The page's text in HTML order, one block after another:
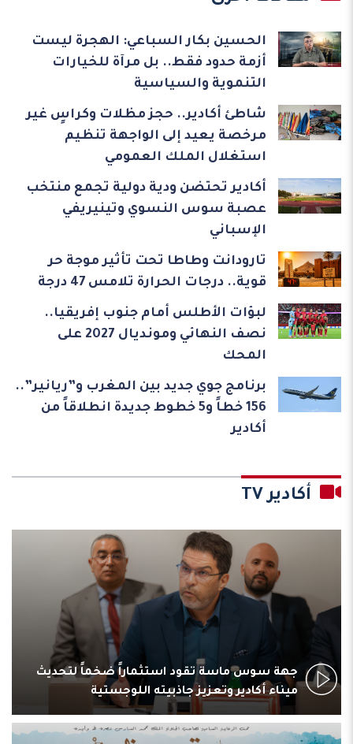
الحسين بكار السباعي: الهجرة ليست
أزمة حدود فقط.. بل مرآة للخيارات
التنموية والسياسية
شاطئ أكادير.. حجز مظلات وكراسٍ غير
مرخصة يعيد إلى الواجهة تنظيم
استغلال الملك العمومي
أكادير تحتضن ودية دولية تجمع منتخب
عصبة سوس النسوي وتينيريفي
الإسباني
تارودانت وطاطا تحت تأثير موجة حر
قوية.. درجات الحرارة تلامس 47 درجة
لبؤات الأطلس أمام جنوب إفريقيا..
نصف النهائي ومونديال 2027 على
المحك
برنامج جوي جديد بين المغرب و”ريانير”..
156 خطاً و5 خطوط جديدة انطلاقاً من
أكادير
أكادير TV
جهة سوس ماسة تقود استثماراً ضخماً لتحديث
ميناء أكادير وتعزيز جاذبيته اللوجستية